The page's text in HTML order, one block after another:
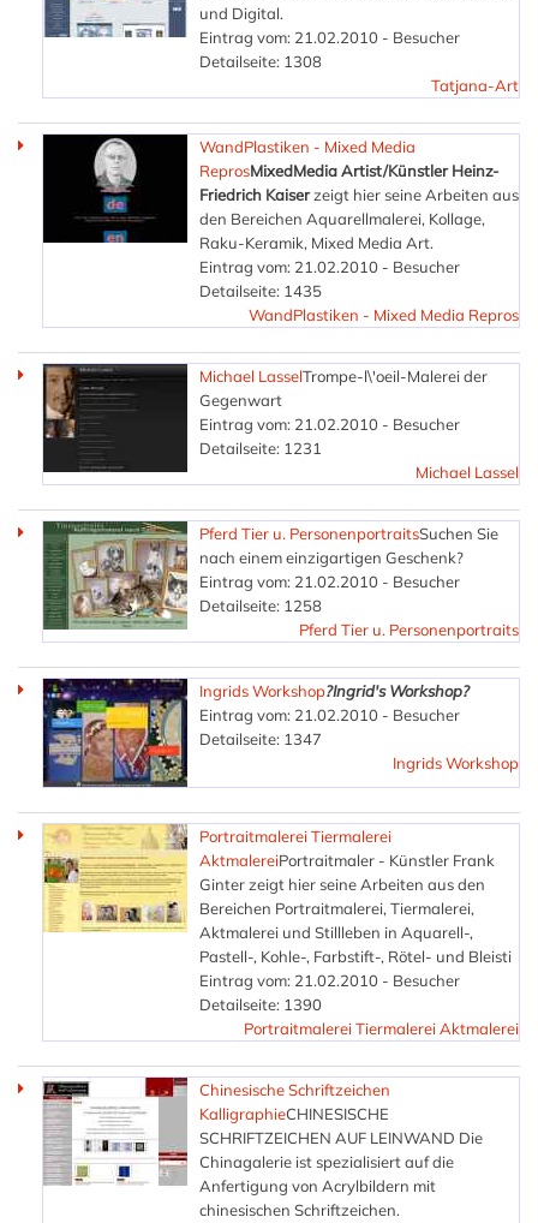
und Digital.
Eintrag vom: 21.02.2010 - Besucher
Detailseite: 1308
Tatjana-Art
WandPlastiken - Mixed Media
ReprosMixedMedia Artist/Künstler Heinz-
Friedrich Kaiserzeigt hier seine Arbeiten aus
den Bereichen Aquarellmalerei, Kollage,
Raku-Keramik, Mixed Media Art.
Eintrag vom: 21.02.2010 - Besucher
Detailseite: 1435
WandPlastiken - Mixed Media Repros
Michael LasselTrompe-l\'oeil-Malerei der
Gegenwart
Eintrag vom: 21.02.2010 - Besucher
Detailseite: 1231
Michael Lassel
Pferd Tier u. PersonenportraitsSuchen Sie
nach einem einzigartigen Geschenk?
Eintrag vom: 21.02.2010 - Besucher
Detailseite: 1258
Pferd Tier u. Personenportraits
Ingrids Workshop?Ingrid's Workshop?
Eintrag vom: 21.02.2010 - Besucher
Detailseite: 1347
Ingrids Workshop
Portraitmalerei Tiermalerei
AktmalereiPortraitmaler - Künstler Frank
Ginter zeigt hier seine Arbeiten aus den
Bereichen Portraitmalerei, Tiermalerei,
Aktmalerei und Stillleben in Aquarell-,
Pastell-, Kohle-, Farbstift-, Rötel- und Bleisti
Eintrag vom: 21.02.2010 - Besucher
Detailseite: 1390
Portraitmalerei Tiermalerei Aktmalerei
Chinesische Schriftzeichen
KalligraphieCHINESISCHE
SCHRIFTZEICHEN AUF LEINWAND Die
Chinagalerie ist spezialisiert auf die
Anfertigung von Acrylbildern mit
chinesischen Schriftzeichen.